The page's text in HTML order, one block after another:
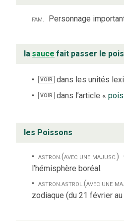
fam. Personnage
la sauce fait passer le
VOIR dans les unités
VOIR dans l’article «
les Poissons
astron. (avec une majusc.)
l’hémisphère boréal.
astron. astrol. (avec une
zodiaque (du 21 février au